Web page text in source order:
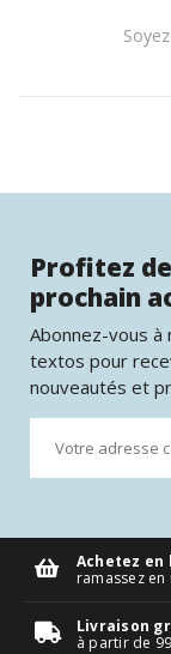
Profitez
prochain
Abonnez-vous à
textos pour
nouveautés et
Achetez en
ramassez en
Livraison
à partir de